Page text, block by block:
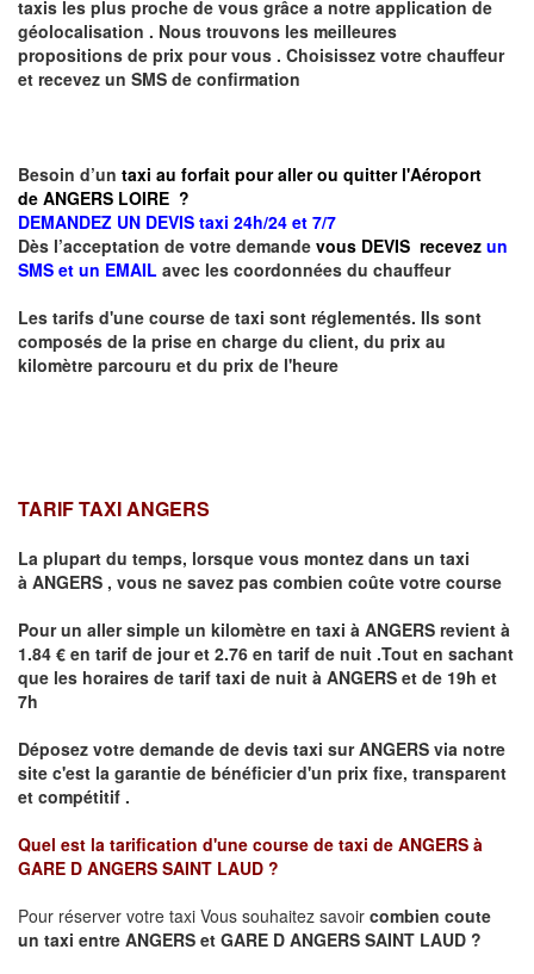
taxis les plus proche de vous grâce a notre application de
géolocalisation . Nous trouvons les meilleures
propositions de prix pour vous . Choisissez votre chauffeur
et recevez un SMS de confirmation
Besoin d’un taxi au forfait pour aller ou quitter l'Aéroport
de ANGERS LOIRE ?
DEMANDEZ UN DEVIS taxi 24h/24 et 7/7
Dès l’acceptation de votre demande vous DEVIS recevez un
SMS et un EMAIL avec les coordonnées du chauffeur
Les tarifs d'une course de taxi sont réglementés. Ils sont
composés de la prise en charge du client, du prix au
kilomètre parcouru et du prix de l'heure
TARIF TAXI ANGERS
La plupart du temps, lorsque vous montez dans un taxi
à ANGERS , vous ne savez pas combien coûte votre course
Pour un aller simple un kilomètre en taxi à ANGERS revient à
1.84 € en tarif de jour et 2.76 en tarif de nuit .Tout en sachant
que les horaires de tarif taxi de nuit à ANGERS et de 19h et
7h
Déposez votre demande de devis taxi surANGERS via notre
site c'est la garantie de bénéficier d'un prix fixe, transparent
et compétitif .
Quel est la tarification d'une course de taxi de ANGERS à
GARE D ANGERS SAINT LAUD ?
Pour réserver votre taxi Vous souhaitez savoir combien coute
un taxi entre ANGERS et GARE D ANGERS SAINT LAUD ?